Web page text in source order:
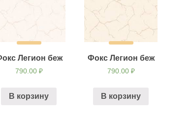
Легион беж
790.00 ₽
В корзину
Фокс Легион беж
790.00 ₽
В корзину